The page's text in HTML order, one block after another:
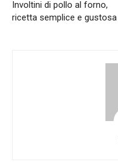
Involtini di pollo al forno,
ricetta semplice e gustosa